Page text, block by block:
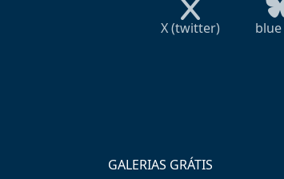
X (twitter)
GALERIAS GRÁTIS